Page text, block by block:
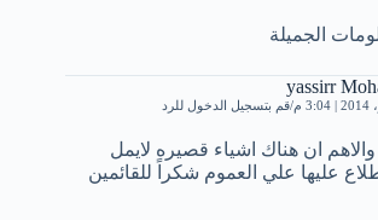
الجميلة
yassirr
قم بتسجيل الدخول للرد
والاهم ان هناك اشياء قصيره لايمل
عليها علي العموم شكراً للقائمين